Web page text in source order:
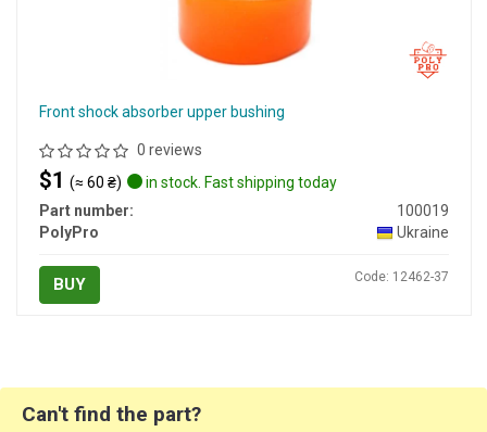
Front shock absorber upper bushing
0 reviews
$1 (≈ 60 ₴)
in stock. Fast shipping today
Part number:
100019
PolyPro
Ukraine
BUY Code: 12462-37
Can't find the part?